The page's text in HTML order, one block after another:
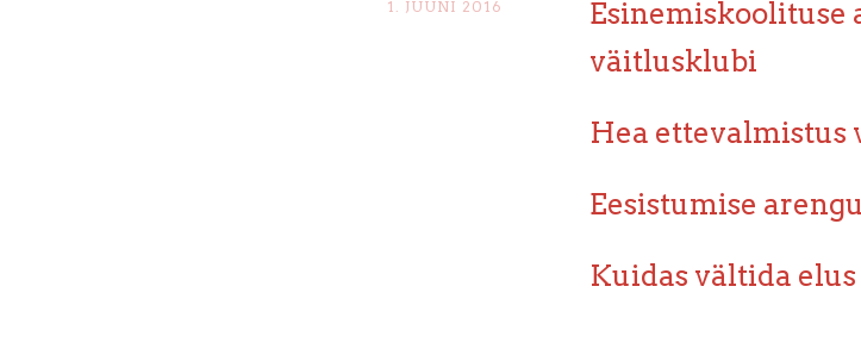
1. JUUNI 2016
Esinemiskoolituse
väitlusklubi
Hea ettevalmistus
Eesistumise
Kuidas vältida